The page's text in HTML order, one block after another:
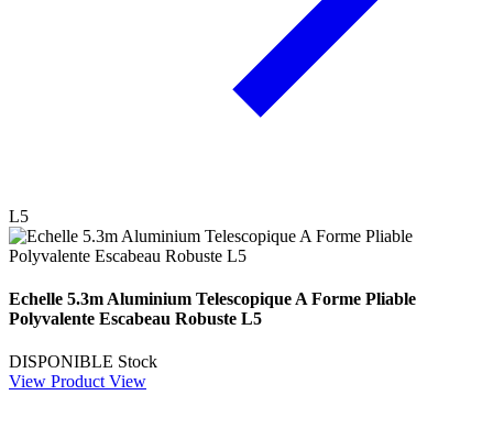
L5
Echelle 5.3m Aluminium Telescopique A Forme Pliable
Polyvalente Escabeau Robuste L5
DISPONIBLE Stock
View Product View